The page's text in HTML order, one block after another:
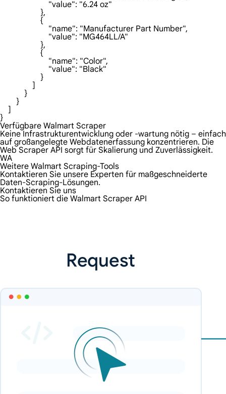
Verfügbare Walmart Scraper
Keine Infrastrukturentwicklung oder -wartung nötig – einfach
auf großangelegte Webdatenerfassung konzentrieren. Die
Web Scraper API sorgt für Skalierung und Zuverlässigkeit.
WA
Weitere Walmart Scraping-Tools
Kontaktieren Sie unsere Experten für maßgeschneiderte
Daten-Scraping-Lösungen.
Kontaktieren Sie uns
So funktioniert die Walmart Scraper API